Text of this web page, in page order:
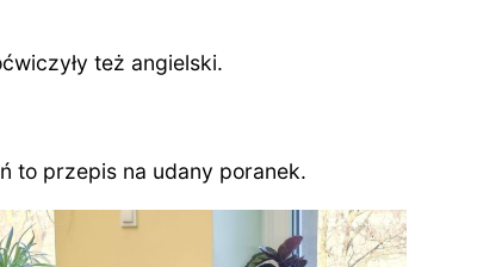
też angielski.
to przepis na udany poranek.